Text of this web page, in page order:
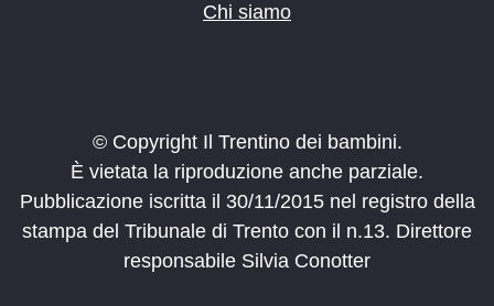
Chi siamo
© Copyright Il Trentino dei bambini.
È vietata la riproduzione anche parziale.
Pubblicazione iscritta il 30/11/2015 nel registro della
stampa del Tribunale di Trento con il n.13. Direttore
responsabile Silvia Conotter